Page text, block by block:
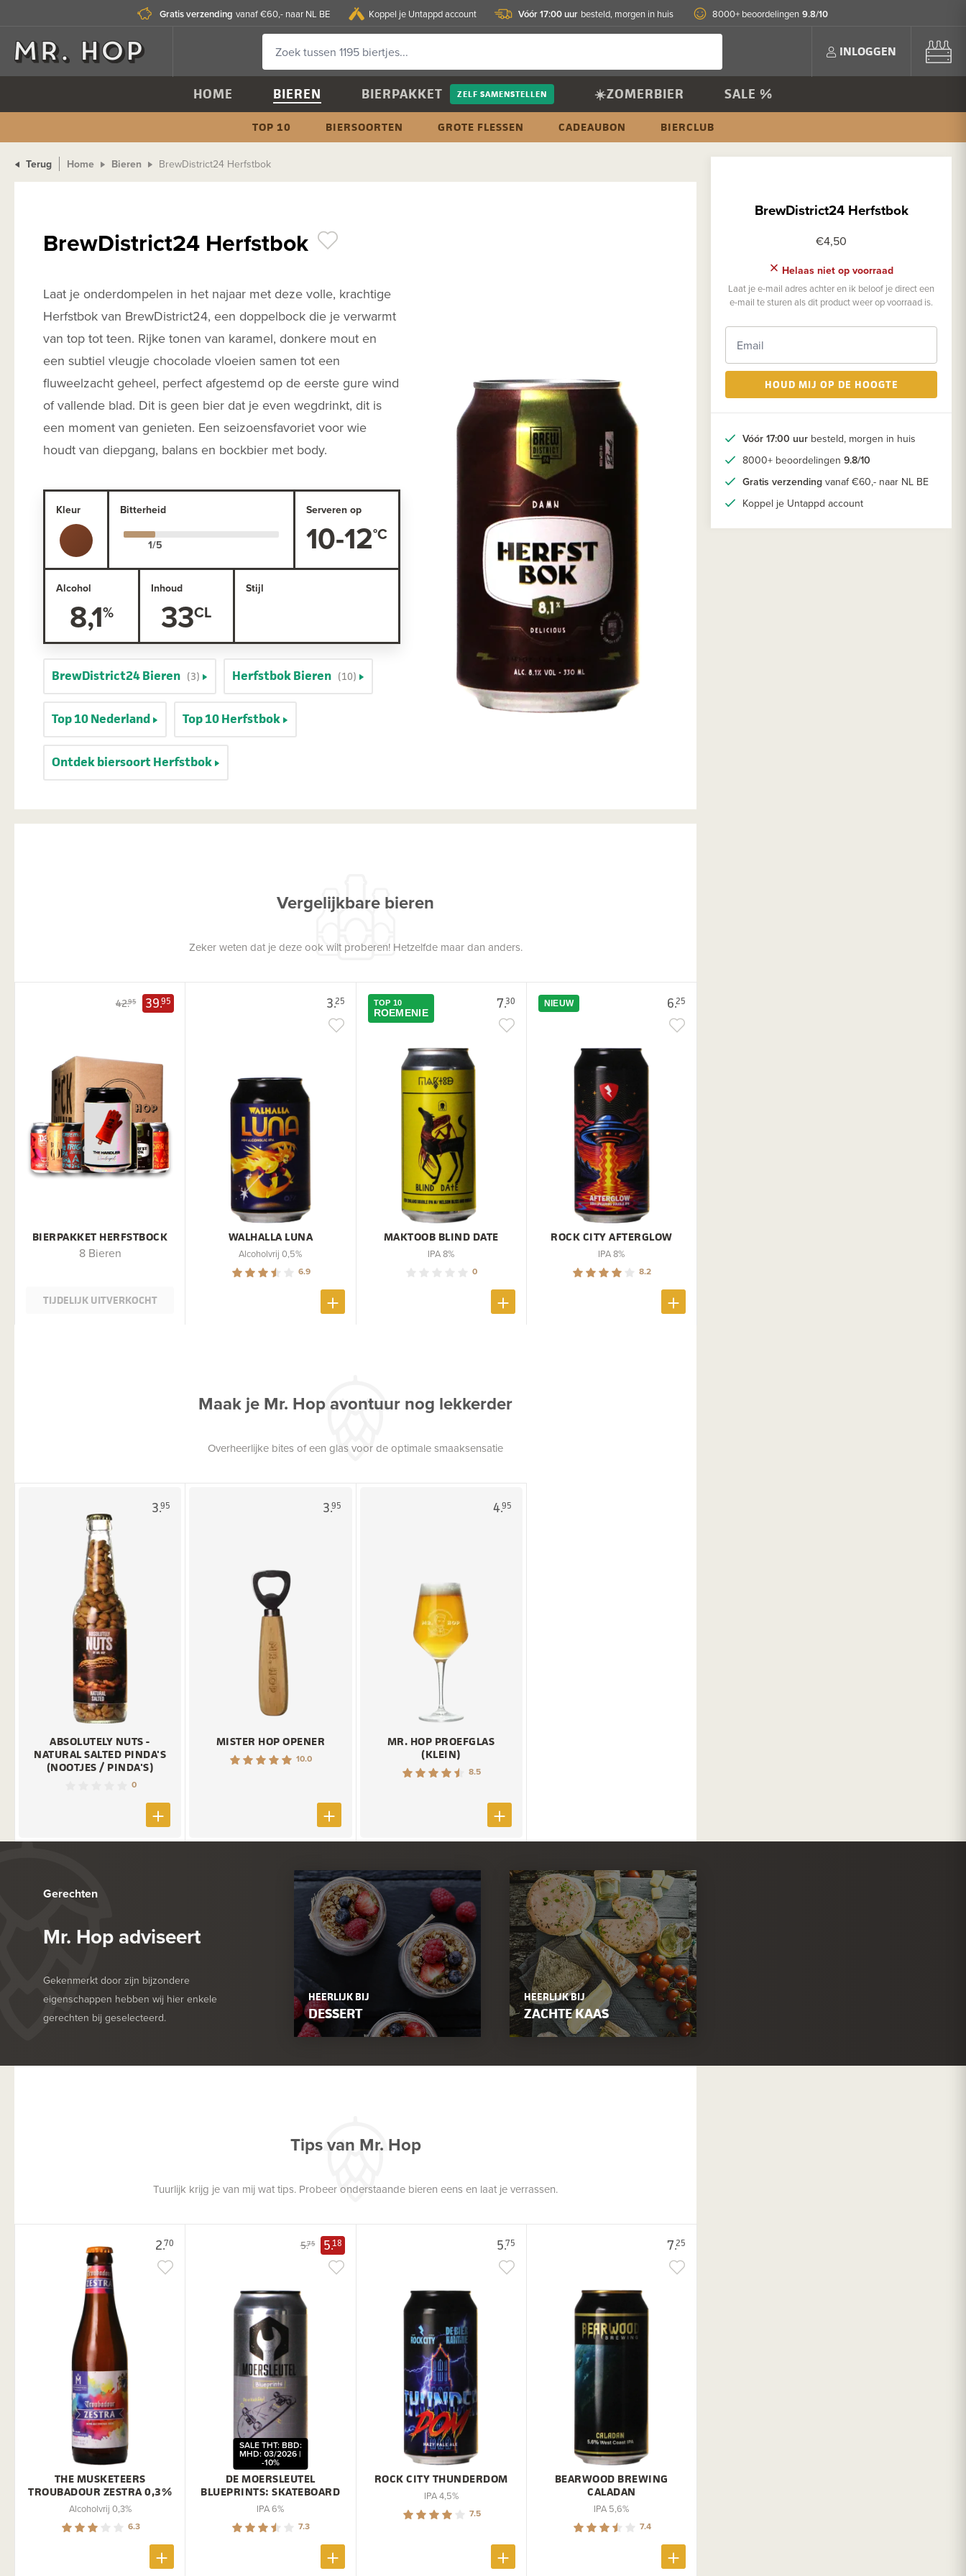
Gratis verzending vanaf €60,- naar NL BE Koppel je Untappd account Vóór 17:00 uur besteld, morgen in huis 8000+ beoordelingen 9.8/10
INLOGGEN
HOME BIEREN BIERPAKKET ZELF SAMENSTELLEN ☀️ZOMERBIER SALE %
TOP 10 BIERSOORTEN GROTE FLESSEN CADEAUBON BIERCLUB
Terug Home Bieren BrewDistrict24 Herfstbok
BrewDistrict24 Herfstbok
Laat je onderdompelen in het najaar met deze volle, krachtige
Herfstbok van BrewDistrict24, een doppelbock die je verwarmt
van top tot teen. Rijke tonen van karamel, donkere mout en
een subtiel vleugje chocolade vloeien samen tot een
fluweelzacht geheel, perfect afgestemd op de eerste gure wind
of vallende blad. Dit is geen bier dat je even wegdrinkt, dit is
een moment van genieten. Een seizoensfavoriet voor wie
houdt van diepgang, balans en bockbier met body.
Kleur Bitterheid Serveren op
10-12
Alcohol
8,1
Inhoud
33
Stijl
BrewDistrict24 Bieren (3) Herfstbok Bieren (10)
Top 10 Nederland Top 10 Herfstbok
Ontdek biersoort Herfstbok
BrewDistrict24 Herfstbok
€4,50
Helaas niet op voorraad
Laat je e-mail adres achter en ik beloof je direct een
e-mail te sturen als dit product weer op voorraad is.
HOUD MIJ OP DE HOOGTE
Vóór 17:00 uur besteld, morgen in huis
8000+ beoordelingen 9.8/10
Gratis verzending vanaf €60,- naar NL BE
Koppel je Untappd account
Vergelijkbare bieren
Zeker weten dat je deze ook wilt proberen! Hetzelfde maar dan anders.
42.95 39.95
BIERPAKKET HERFSTBOCK
8 Bieren
TIJDELIJK UITVERKOCHT
3.25
WALHALLA LUNA
Alcoholvrij 0,5%
6.9
7.30
TOP 10
ROEMENIE
MAKTOOB BLIND DATE
IPA 8%
0
6.25
NIEUW
ROCK CITY AFTERGLOW
IPA 8%
8.2
Maak je Mr. Hop avontuur nog lekkerder
Overheerlijke bites of een glas voor de optimale smaaksensatie
3.95
ABSOLUTELY NUTS -
NATURAL SALTED PINDA'S
(NOOTJES / PINDA'S)
0
3.95
MISTER HOP OPENER
10.0
4.95
MR. HOP PROEFGLAS
(KLEIN)
8.5
Gerechten
Mr. Hop adviseert
Gekenmerkt door zijn bijzondere
eigenschappen hebben wij hier enkele
gerechten bij geselecteerd.
HEERLIJK BIJ
DESSERT
HEERLIJK BIJ
ZACHTE KAAS
Tips van Mr. Hop
Tuurlijk krijg je van mij wat tips. Probeer onderstaande bieren eens en laat je verrassen.
2.70
THE MUSKETEERS
TROUBADOUR ZESTRA 0,3%
Alcoholvrij 0,3%
6.3
5.75 5.18
DE MOERSLEUTEL
BLUEPRINTS: SKATEBOARD
SALE THT: BBD:
MHD: 03/2026 |
-10%
IPA 6%
7.3
5.75
ROCK CITY THUNDERDOM
IPA 4,5%
7.5
7.25
BEARWOOD BREWING
CALADAN
IPA 5,6%
7.4